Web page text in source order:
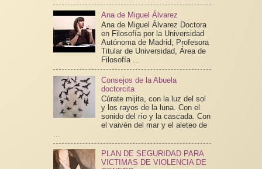
Ana de Miguel Álvarez
Ana de Miguel Álvarez Doctora
en Filosofía por la Universidad
Autónoma de Madrid; Profesora
Titular de Universidad, Área de
Filosofía ...
Consejos de la Abuela
doctorcita
Cúrate mijita, con la luz del sol
y los rayos de la luna. Con el
sonido del río y la cascada. Con
el vaivén del mar y el aleteo de
...
PLAN DE SEGURIDAD PARA
VICTIMAS DE VIOLENCIA DE